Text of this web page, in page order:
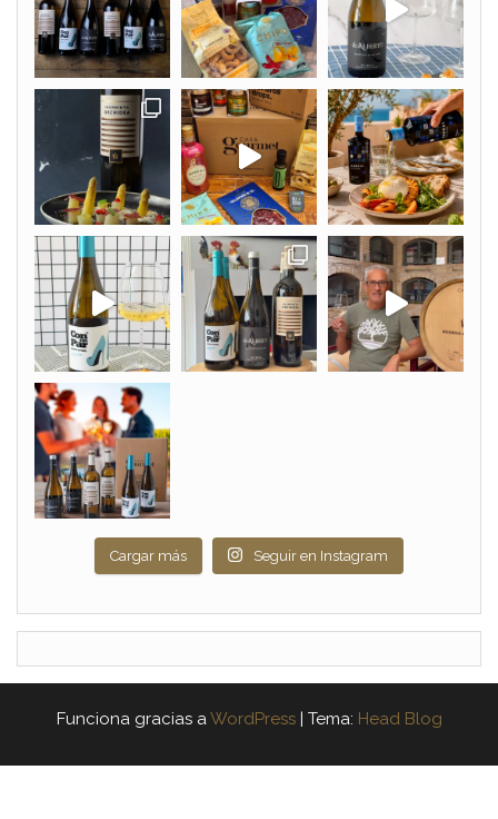
Cargar más Seguir en Instagram
Funciona gracias a WordPress | Tema: Head Blog